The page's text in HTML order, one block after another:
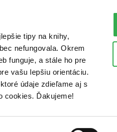
tipy na knihy,
nefungovala. Okrem
funguje, a stále ho pre
vašu lepšiu orientáciu.
údaje zdieľame aj s
cookies. Ďakujeme!